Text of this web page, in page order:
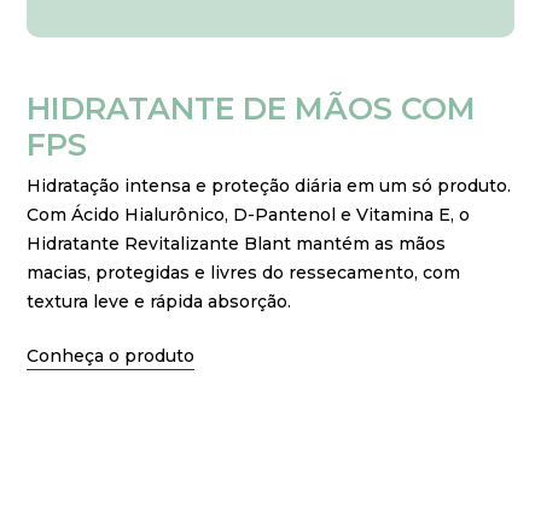
HIDRATANTE DE MÃOS COM
FPS
Hidratação intensa e proteção diária em um só produto.
Com Ácido Hialurônico, D-Pantenol e Vitamina E, o
Hidratante Revitalizante Blant mantém as mãos
macias, protegidas e livres do ressecamento, com
textura leve e rápida absorção.
Conheça o produto